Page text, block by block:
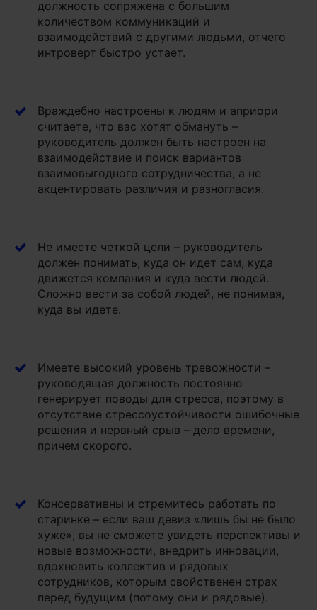
должность сопряжена с большим
количеством коммуникаций и
взаимодействий с другими людьми, отчего
интроверт быстро устает.
Враждебно настроены к людям и априори
считаете, что вас хотят обмануть –
руководитель должен быть настроен на
взаимодействие и поиск вариантов
взаимовыгодного сотрудничества, а не
акцентировать различия и разногласия.
Не имеете четкой цели – руководитель
должен понимать, куда он идет сам, куда
движется компания и куда вести людей.
Сложно вести за собой людей, не понимая,
куда вы идете.
Имеете высокий уровень тревожности –
руководящая должность постоянно
генерирует поводы для стресса, поэтому в
отсутствие стрессоустойчивости ошибочные
решения и нервный срыв – дело времени,
причем скорого.
Консервативны и стремитесь работать по
старинке – если ваш девиз «лишь бы не было
хуже», вы не сможете увидеть перспективы и
новые возможности, внедрить инновации,
вдохновить коллектив и рядовых
сотрудников, которым свойственен страх
перед будущим (потому они и рядовые).